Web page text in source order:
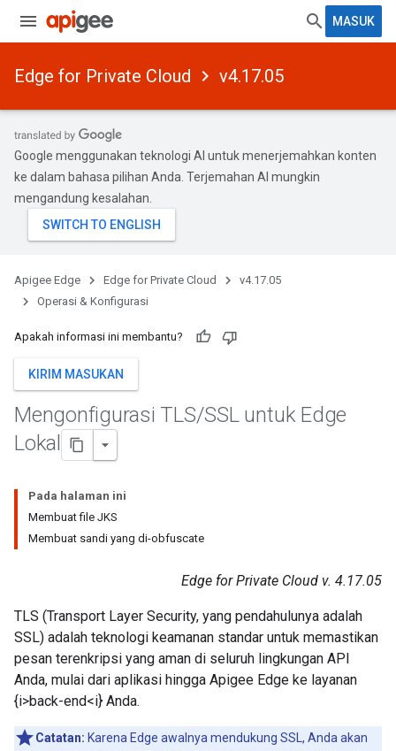
MASUK
Edge for Private Cloud v4.17.05
Google menggunakan teknologi AI untuk menerjemahkan konten
ke dalam bahasa pilihan Anda. Terjemahan AI mungkin
mengandung kesalahan.
Apigee Edge Edge for Private Cloud
v4.17.05
Operasi & Konfigurasi
Apakah informasi ini membantu?
KIRIM MASUKAN
Mengonfigurasi TLS/SSL untuk Edge
Lokal
Pada halaman ini
Membuat file JKS
Membuat sandi yang di-obfuscate
Edge for Private Cloud v. 4.17.05
TLS (Transport Layer Security, yang pendahulunya adalah
SSL) adalah teknologi keamanan standar untuk memastikan
pesan terenkripsi yang aman di seluruh lingkungan API
Anda, mulai dari aplikasi hingga Apigee Edge ke layanan
{i>back-end<i} Anda.
Catatan: Karena Edge awalnya mendukung SSL, Anda akan